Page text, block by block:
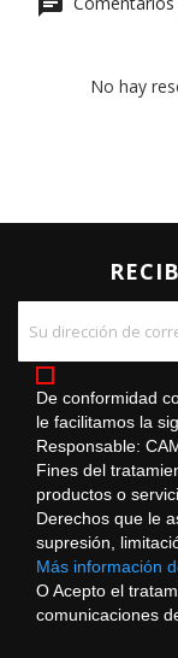
No hay
De conformidad
le facilitamos la
Responsable:
Fines del
productos o
Derechos que le
supresión,
Más información
O Acepto el
comunicaciones